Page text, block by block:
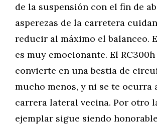
de la suspensión con el fin de
asperezas de la carretera
reducir al máximo el balanceo.
es muy emocionante. El RC300h
convierte en una bestia de
mucho menos, y ni se te ocurra
carrera lateral vecina. Por otro
ejemplar sigue siendo